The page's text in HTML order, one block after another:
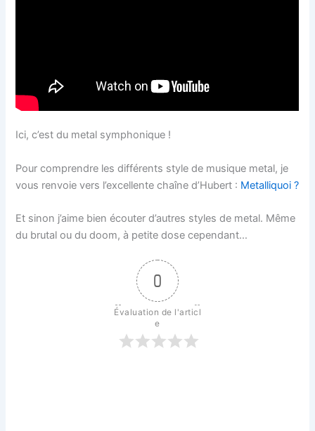
Ici, c’est du metal symphonique !
Pour comprendre les différents style de musique metal, je
vous renvoie vers l’excellente chaîne d’Hubert : Metalliquoi ?
Et sinon j’aime bien écouter d’autres styles de metal. Même
du brutal ou du doom, à petite dose cependant…
0
Évaluation de l'articl
e